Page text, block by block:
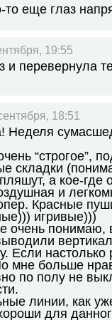
еще глаз
19:55
и перевернула
18:51
Неделя
“строгое”,
складки
а кое-где
и
Красные
игривые)))
очень понимаю,
Если настолько
мне больше
по полу не
линии, как
для